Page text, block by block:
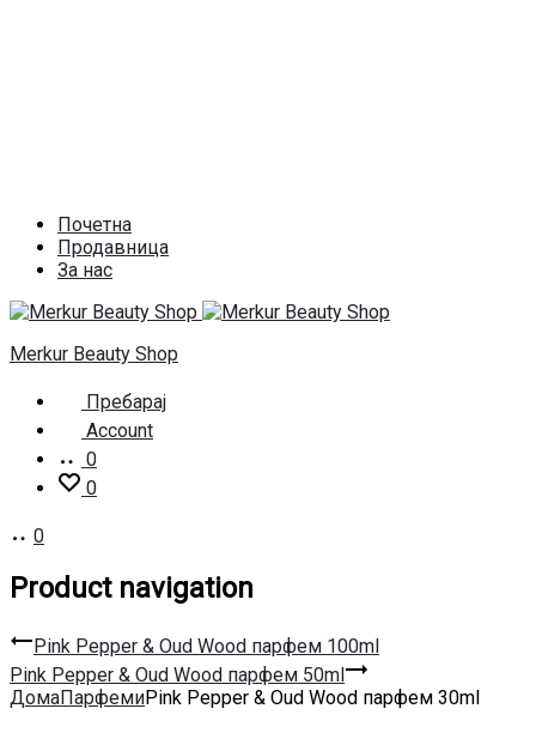
Почетна
Продавница
За нас
Merkur Beauty Shop
Пребарај
Account
0
0
0
Product navigation
Pink Pepper & Oud Wood парфем 100ml
Pink Pepper & Oud Wood парфем 50ml
ДомаПарфемиPink Pepper & Oud Wood парфем 30ml